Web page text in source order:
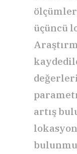
üçüncü
artış